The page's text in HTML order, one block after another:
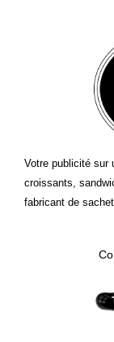
Votre publicité sur
croissants,
fabricant de